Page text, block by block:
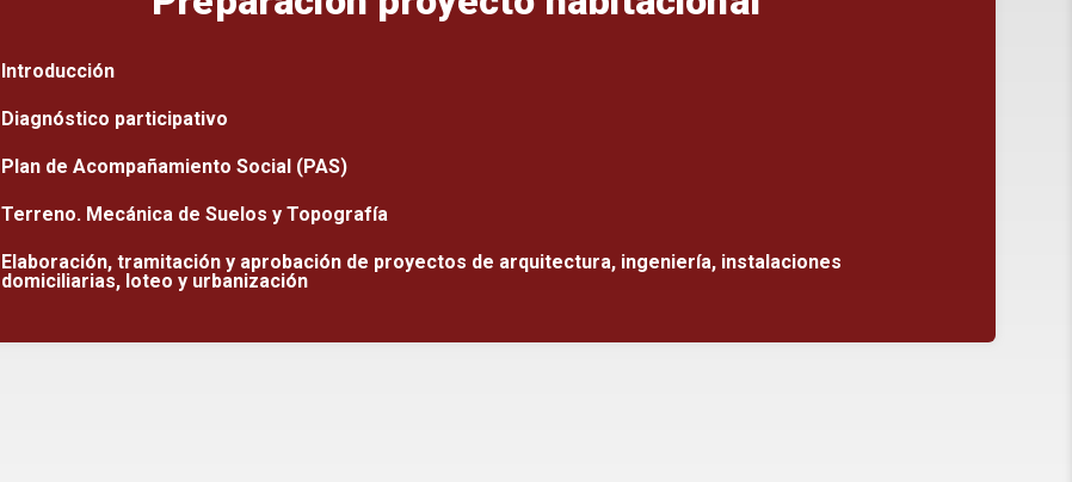
Introducción
Diagnóstico participativo
Plan de Acompañamiento Social (PAS)
Terreno. Mecánica de Suelos y Topografía
Elaboración, tramitación y aprobación de proyectos de arquitectura, ingeniería, instalaciones
domiciliarias, loteo y urbanización